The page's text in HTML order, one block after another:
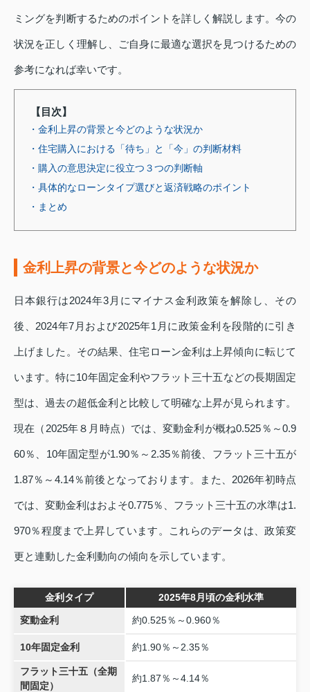
ミングを判断するためのポイントを詳しく解説します。今の
状況を正しく理解し、ご自身に最適な選択を見つけるための
参考になれば幸いです。
【目次】
・金利上昇の背景と今どのような状況か
・住宅購入における「待ち」と「今」の判断材料
・購入の意思決定に役立つ３つの判断軸
・具体的なローンタイプ選びと返済戦略のポイント
・まとめ
金利上昇の背景と今どのような状況か
日本銀行は2024年3月にマイナス金利政策を解除し、その
後、2024年7月および2025年1月に政策金利を段階的に引き
上げました。その結果、住宅ローン金利は上昇傾向に転じて
います。特に10年固定金利やフラット三十五などの長期固定
型は、過去の超低金利と比較して明確な上昇が見られます。
現在（2025年８月時点）では、変動金利が概ね0.525％～0.9
60％、10年固定型が1.90％～2.35％前後、フラット三十五が
1.87％～4.14％前後となっております。また、2026年初時点
では、変動金利はおよそ0.775％、フラット三十五の水準は1.
970％程度まで上昇しています。これらのデータは、政策変
更と連動した金利動向の傾向を示しています。
金利タイプ 2025年8月頃の金利水準
変動金利 約0.525％～0.960％
10年固定金利 約1.90％～2.35％
フラット三十五（全期
間固定）
約1.87％～4.14％